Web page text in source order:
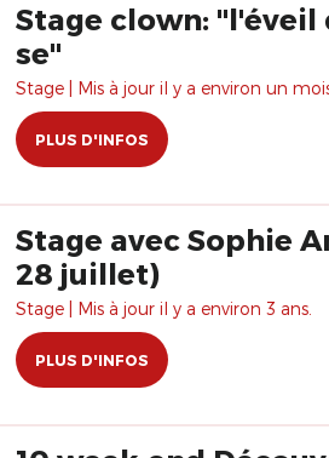
Stage clown: "l'éveil
se"
Stage | Mis à jour il y a environ un
PLUS D'INFOS
Stage avec Sophie
28 juillet)
Stage | Mis à jour il y a environ 3 ans.
PLUS D'INFOS